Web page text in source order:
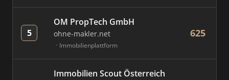
5
OM PropTech GmbH
ohne-makler.net
Immobilienplattform
625
Immobilien Scout Österreich